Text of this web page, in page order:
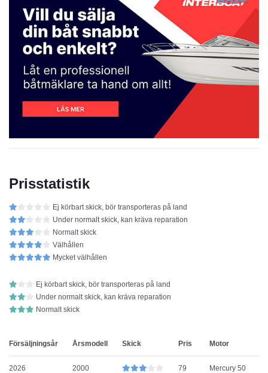
Prisstatistik
Ej körbart skick, bör transporteras på land
Under normalt skick, kan kräva reparation
Normalt skick
Välhållen
Mycket välhållen
Ej körbart skick, bör transporteras på land
Under normalt skick, kan kräva reparation
Normalt skick
Försäljningsår Årsmodell Skick Pris Motor
2026 2000 79 Mercury 50